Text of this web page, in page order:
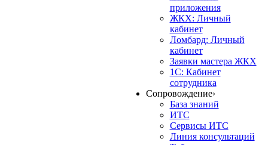
приложения
ЖКХ: Личный
кабинет
Ломбард: Личный
кабинет
Заявки мастера ЖКХ
1С: Кабинет
сотрудника
Сопровождение›
База знаний
ИТС
Сервисы ИТС
Линия консультаций